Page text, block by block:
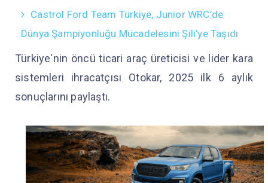
Castrol Ford Team Türkiye, Junior WRC’de
Dünya Şampiyonluğu Mücadelesini Şili’ye Taşıdı
Türkiye'nin öncü ticari araç üreticisi ve lider kara
sistemleri ihracatçısı Otokar, 2025 ilk 6 aylık
sonuçlarını paylaştı.